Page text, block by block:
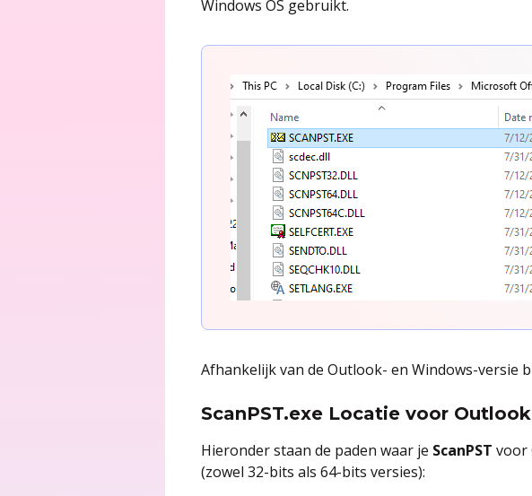
Windows OS gebruikt.
Afhankelijk van de Outlook- en Windows-versie
ScanPST.exe Locatie voor
Hieronder staan de paden waar je ScanPSTvoor
(zowel 32-bits als 64-bits versies):